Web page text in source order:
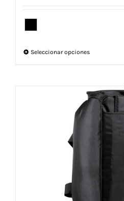
Seleccionar opcionesEste
variantes.
Las
opciones
pueden